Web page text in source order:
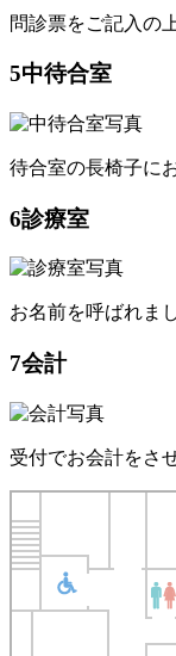
問診票をご記入の
5中待合室
待合室の長椅子に
6診療室
お名前を呼ばれま
7会計
受付でお会計をさ